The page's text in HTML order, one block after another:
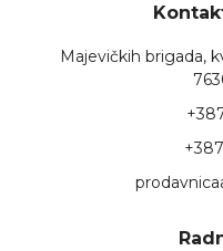
Majevičkih brigada,